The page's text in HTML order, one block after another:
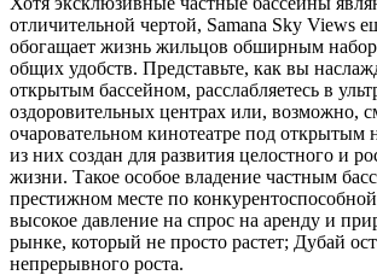
отличительной чертой, Samana Sky Views
обогащает жизнь жильцов обширным
общих удобств. Представьте, как вы
открытым бассейном, расслабляетесь в
оздоровительных центрах или, возможно,
очаровательном кинотеатре под
из них создан для развития целостного и
жизни. Такое особое владение частным
престижном месте по конкурентоспособной
высокое давление на спрос на аренду и
рынке, который не просто растет; Дубай
непрерывного роста.